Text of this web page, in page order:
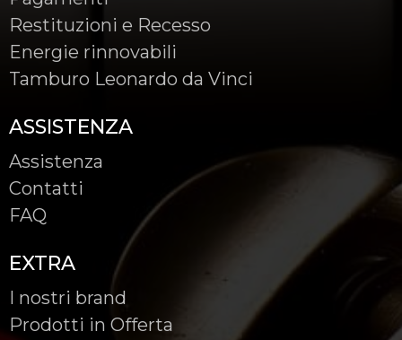
Restituzioni e Recesso
Energie rinnovabili
Tamburo Leonardo da Vinci
ASSISTENZA
Assistenza
Contatti
FAQ
EXTRA
I nostri brand
Prodotti in Offerta